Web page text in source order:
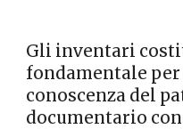
Gli inventari
fondamentale per
conoscenza del
documentario